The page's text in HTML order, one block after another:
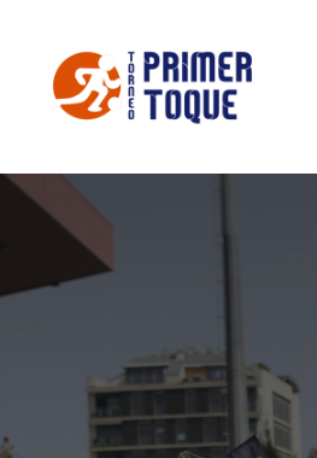
El Torneo
FOTOS TPT 2026
Contacto